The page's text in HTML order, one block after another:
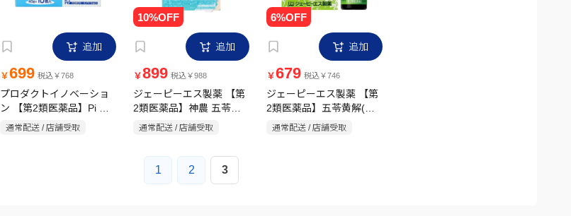
追加
￥699 税込￥768
プロダクトイノベーショ
ン 【第2類医薬品】Pi オ
リール浣腸 40g×10個入
通常配送 / 店舗受取
追加
￥899 税込￥988
ジェーピーエス製薬 【第
2類医薬品】神農 五苓散
料エキス錠 36錠
通常配送 / 店舗受取
追加
￥679 税込￥746
ジェーピーエス製薬 【第
2類医薬品】五苓黄解(ゴ
レイオウゲ)内服液
通常配送 / 店舗受取
1 2 3